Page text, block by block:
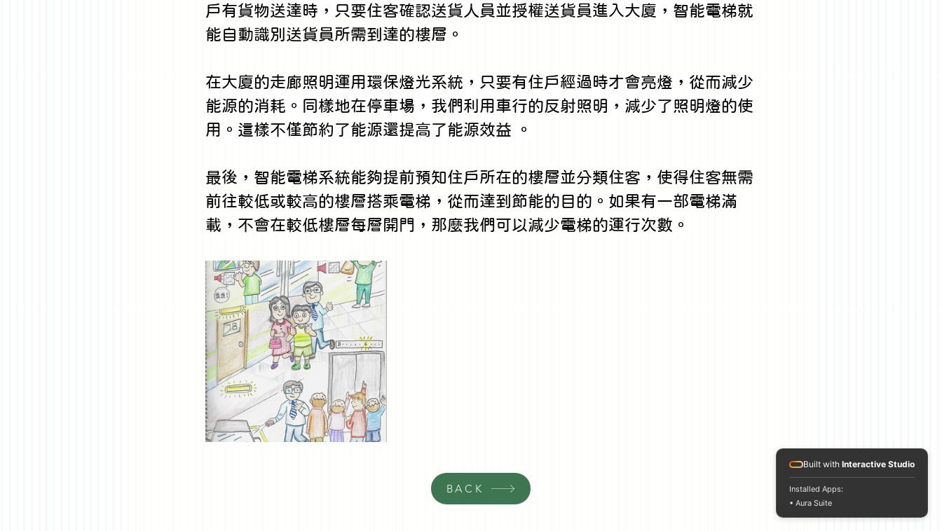
戶有貨物送達時，只要住客確認送貨人員並授權送貨員進入大廈，智能電梯就
能自動識別送貨員所需到達的樓層。
在大廈的走廊照明運用環保燈光系統，只要有住戶經過時才會亮燈，從而減少
能源的消耗。同樣地在停車場，我們利用車行的反射照明，減少了照明燈的使
用。這樣不僅節約了能源還提高了能源效益 。
最後，智能電梯系統能夠提前預知住戶所在的樓層並分類住客，使得住客無需
前往較低或較高的樓層搭乘電梯，從而達到節能的目的。如果有一部電梯滿
載，不會在較低樓層每層開門，那麼我們可以減少電梯的運行次數。
BACK
Built with Interactive Studio
Installed Apps:
• Aura Suite